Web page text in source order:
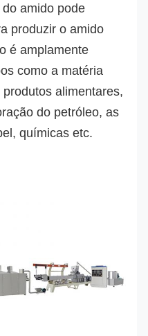
do amido pode
produzir o amido
é amplamente
como a matéria
alimentares,
do petróleo, as
químicas etc.